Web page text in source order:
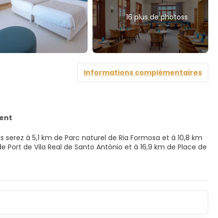
16 plus de photoss
à 5,1 km de Parc naturel de Ria Formosa et à 10,8 km
courts de tennis extérieurs et un centre de
l'accès Wi-Fi à Internet gratuit, un service de
gratuite vous conduit jusqu'à la plage.
Informations complémentaires